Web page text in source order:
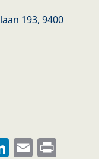
193, 9400
LinkedIn
Email